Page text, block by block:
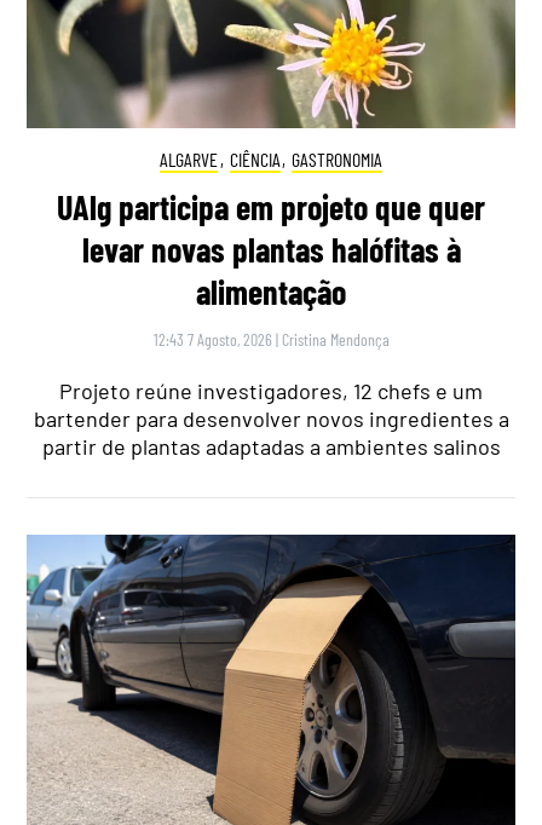
ALGARVE, CIÊNCIA, GASTRONOMIA
UAlg participa em projeto que quer
levar novas plantas halófitas à
alimentação
12:43 7 Agosto, 2026 | Cristina Mendonça
Projeto reúne investigadores, 12 chefs e um
bartender para desenvolver novos ingredientes a
partir de plantas adaptadas a ambientes salinos